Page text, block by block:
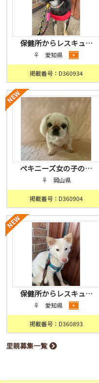
保健所からレスキュ…
♀ 愛知県
掲載番号：D360934
ペキニーズ女の子の…
♀ 岡山県
掲載番号：D360904
保健所からレスキュ…
♀ 愛知県
掲載番号：D360893
里親募集一覧